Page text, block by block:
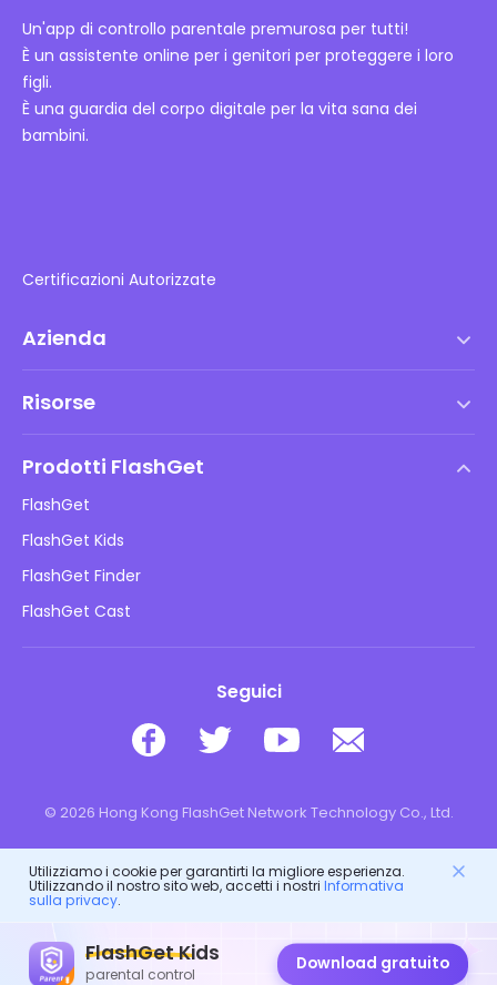
FlashGet Kids
parental control
Download gratuito
Un'app di controllo parentale premurosa per tutti!
È un assistente online per i genitori per proteggere i loro
figli.
È una guardia del corpo digitale per la vita sana dei
bambini.
Certificazioni Autorizzate
Azienda
Politica DMCA
Informativa sulla privacy
Politiche pubblicitarie
Non vendere le mie informazioni
Risorse
Sicurezza online dei bambini
Scarica
Prodotti FlashGet
FlashGet
FlashGet Kids
FlashGet Finder
FlashGet Cast
Seguici
© 2026 Hong Kong FlashGet Network Technology Co., Ltd.
Utilizziamo i cookie per garantirti la migliore esperienza.
Utilizzando il nostro sito web, accetti i nostri Informativa
sulla privacy.